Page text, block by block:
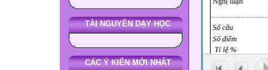
TÀI NGUYÊN DẠY HỌC
CÁC Ý KIẾN MỚI NHẤT